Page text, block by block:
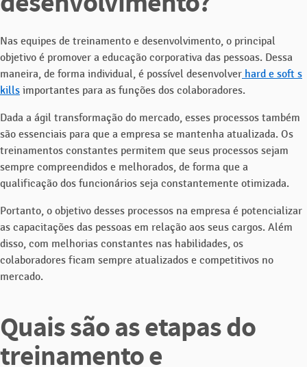
Nas equipes de treinamento e desenvolvimento, o principal
objetivo é promover a educação corporativa das pessoas. Dessa
maneira, de forma individual, é possível desenvolver hard e soft s
kills importantes para as funções dos colaboradores.
Dada a ágil transformação do mercado, esses processos também
são essenciais para que a empresa se mantenha atualizada. Os
treinamentos constantes permitem que seus processos sejam
sempre compreendidos e melhorados, de forma que a
qualificação dos funcionários seja constantemente otimizada.
Portanto, o objetivo desses processos na empresa é potencializar
as capacitações das pessoas em relação aos seus cargos. Além
disso, com melhorias constantes nas habilidades, os
colaboradores ficam sempre atualizados e competitivos no
mercado.
Quais são as etapas do
treinamento e